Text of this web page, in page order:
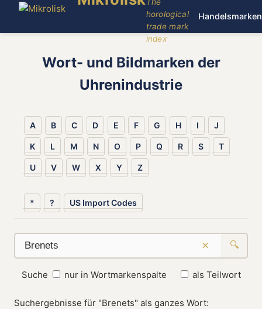
horological
trade mark
index
Handelsmarken
Wort- und Bildmarken der
Uhrenindustrie
A B C D E F G H I J
K L M N O P Q R S T
U V W X Y Z
* ? US Import Codes
× 🔍
Suche nur in Wortmarkenspalte als Teilwort
Suchergebnisse für "Brenets" als ganzes Wort: